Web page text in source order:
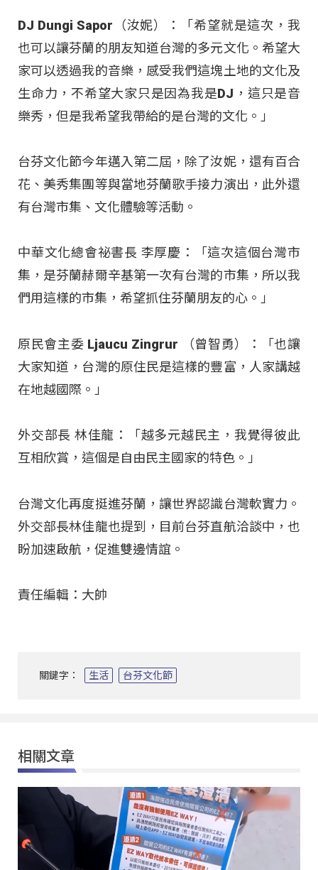
DJ Dungi Sapor（汝妮）：「希望就是這次，我
也可以讓芬蘭的朋友知道台灣的多元文化。希望大
家可以透過我的音樂，感受我們這塊土地的文化及
生命力，不希望大家只是因為我是DJ，這只是音
樂秀，但是我希望我帶給的是台灣的文化。」
台芬文化節今年邁入第二屆，除了汝妮，還有百合
花、美秀集團等與當地芬蘭歌手接力演出，此外還
有台灣市集、文化體驗等活動 。
中華文化總會祕書長 李厚慶：「這次這個台灣市
集，是芬蘭赫爾辛基第一次有台灣的市集，所以我
們用這樣的市集，希望抓住芬蘭朋友的心 。」
原民會主委 Ljaucu Zingrur （曾智勇）：「也讓
大家知道，台灣的原住民是這樣的豐富，人家講越
在地越國際。」
外交部長 林佳龍：「越多元越民主，我覺得彼此
互相欣賞，這個是自由民主國家的特色 。」
台灣文化再度挺進芬蘭，讓世界認識台灣軟實力。
外交部長林佳龍也提到，目前台芬直航洽談中，也
盼加速啟航，促進雙邊情誼 。
責任編輯：大帥
關鍵字： 生活 台芬文化節
相關文章